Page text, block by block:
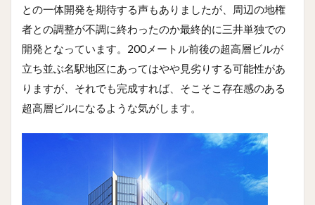
との一体開発を期待する声もありましたが、周辺の地権
者との調整が不調に終わったのか最終的に三井単独での
開発となっています。200メートル前後の超高層ビルが
立ち並ぶ名駅地区にあってはやや見劣りする可能性があ
りますが、それでも完成すれば、そこそこ存在感のある
超高層ビルになるような気がします。